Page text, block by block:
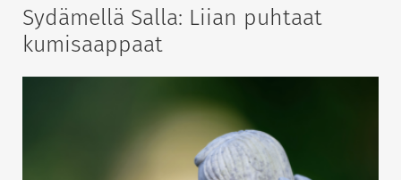
Sydämellä Salla: Liian puhtaat
kumisaappaat